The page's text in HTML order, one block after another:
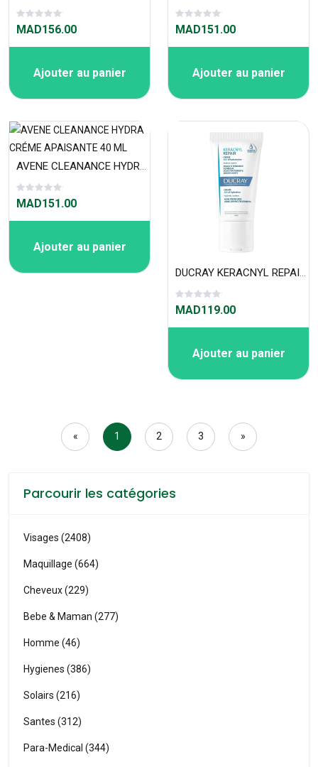
MAD156.00
Ajouter au panier
MAD151.00
Ajouter au panier
AVENE CLEANANCE HYDRA CRÉME APAISANTE 40 ML
MAD151.00
Ajouter au panier
DUCRAY KERACNYL REPAIR CREME 50 ML
MAD119.00
Ajouter au panier
« 1 2 3 »
Parcourir les catégories
Visages (2408)
Maquillage (664)
Cheveux (229)
Bebe & Maman (277)
Homme (46)
Hygienes (386)
Solairs (216)
Santes (312)
Para-Medical (344)